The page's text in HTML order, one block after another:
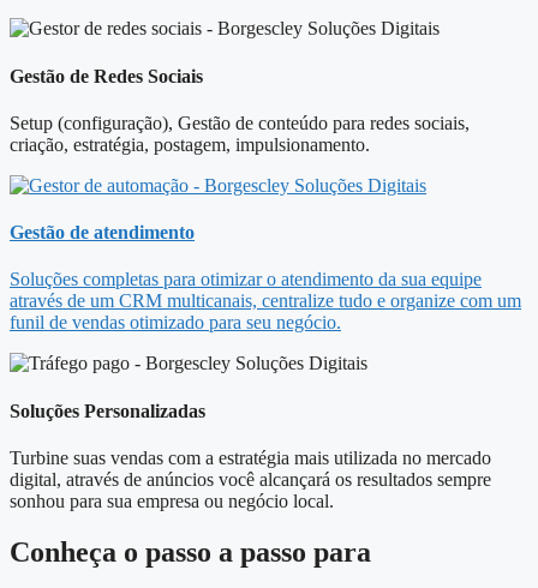
Gestão de Redes Sociais
Setup (configuração), Gestão de conteúdo para redes sociais,
criação, estratégia, postagem, impulsionamento.
Gestão de atendimento
Soluções completas para otimizar o atendimento da sua equipe
através de um CRM multicanais, centralize tudo e organize com um
funil de vendas otimizado para seu negócio.
Soluções Personalizadas
Turbine suas vendas com a estratégia mais utilizada no mercado
digital, através de anúncios você alcançará os resultados sempre
sonhou para sua empresa ou negócio local.
Conheça o passo a passo para